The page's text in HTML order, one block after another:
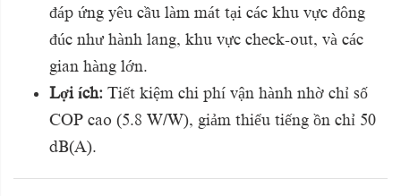
đáp ứng yêu cầu làm mát tại các khu vực đông
đúc như hành lang, khu vực check-out, và các
gian hàng lớn.
Lợi ích: Tiết kiệm chi phí vận hành nhờ chỉ số
COP cao (5.8 W/W), giảm thiểu tiếng ồn chỉ 50
dB(A).